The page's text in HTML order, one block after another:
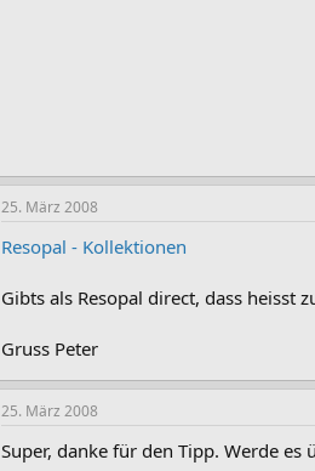
25. März 2008
Resopal - Kollektionen
Gibts als Resopal direct, dass heisst
Gruss Peter
25. März 2008
Super, danke für den Tipp. Werde